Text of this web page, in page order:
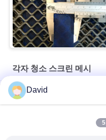
각자 청소 스크린 메시
실리카 모래 세척용 셰이커 자
David